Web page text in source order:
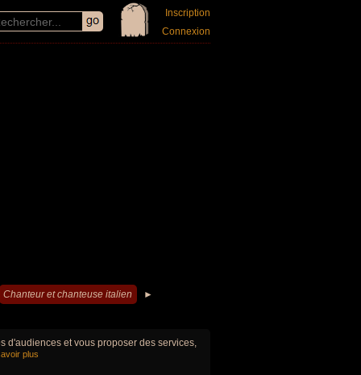
Inscription
Connexion
Chanteur et chanteuse italien
►
d'audiences et vous proposer des services,
plus